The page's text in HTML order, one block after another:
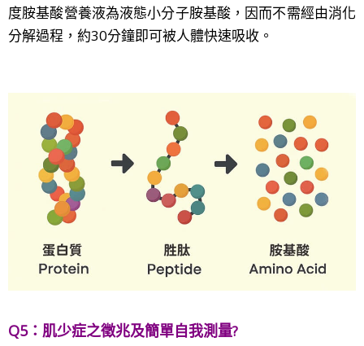
度胺基酸營養液為液態小分子胺基酸 ，因而不需經由消化
分解過程，約30分鐘即可被人體快速吸收。
Q5： 肌少症之徵兆及簡單自我測量?